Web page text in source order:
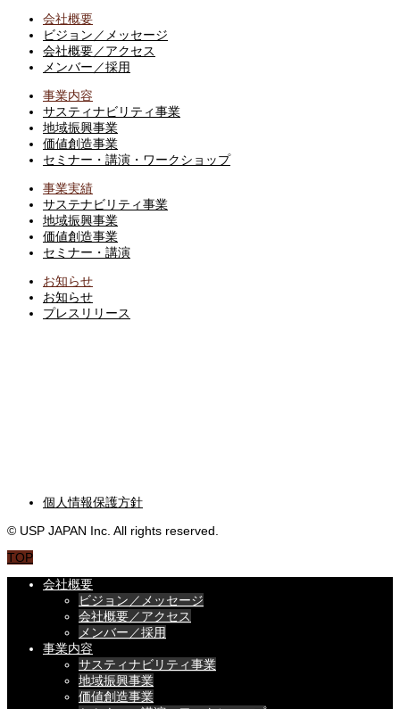
会社概要
ビジョン／メッセージ
会社概要／アクセス
メンバー／採用
事業内容
サスティナビリティ事業
地域振興事業
価値創造事業
セミナー・講演・ワークショップ
事業実績
サステナビリティ事業
地域振興事業
価値創造事業
セミナー・講演
お知らせ
お知らせ
プレスリリース
個人情報保護方針
© USP JAPAN Inc. All rights reserved.
TOP
会社概要
ビジョン／メッセージ
会社概要／アクセス
メンバー／採用
事業内容
サスティナビリティ事業
地域振興事業
価値創造事業